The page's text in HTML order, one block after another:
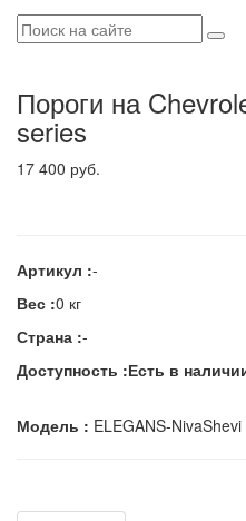
Пороги на
series
17 400 руб.
Артикул :-
Вес :0 кг
Страна :-
Доступность :Есть в
Модель : ELEGANS-NivaShevi